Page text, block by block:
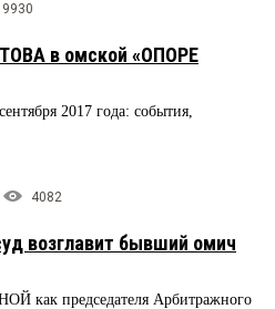
9930
в омской «ОПОРЕ
2017 года: события,
4082
возглавит бывший омич
как председателя Арбитражного